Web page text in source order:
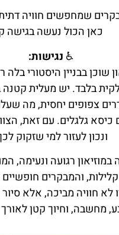
שמחפשים חוויה
כאן הכול נעשה בגישה
♿ נגישות:
שוכן בבניין היסטורי בלה
בלבד. יש מעלית קטנה
צפופים יחסית, מה
כיסא גלגלים. עם זאת,
ונכון לעזור למי שזקוק
במוזיאון רגועה ונעימה,
והמבקרים
לא חוויה מביכה, אלא
מחשבה, וחיוך קטן